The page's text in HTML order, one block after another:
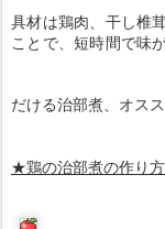
具材は鶏肉、干し椎
ことで、短時間で味
だける治部煮、オス
★鶏の治部煮の作り